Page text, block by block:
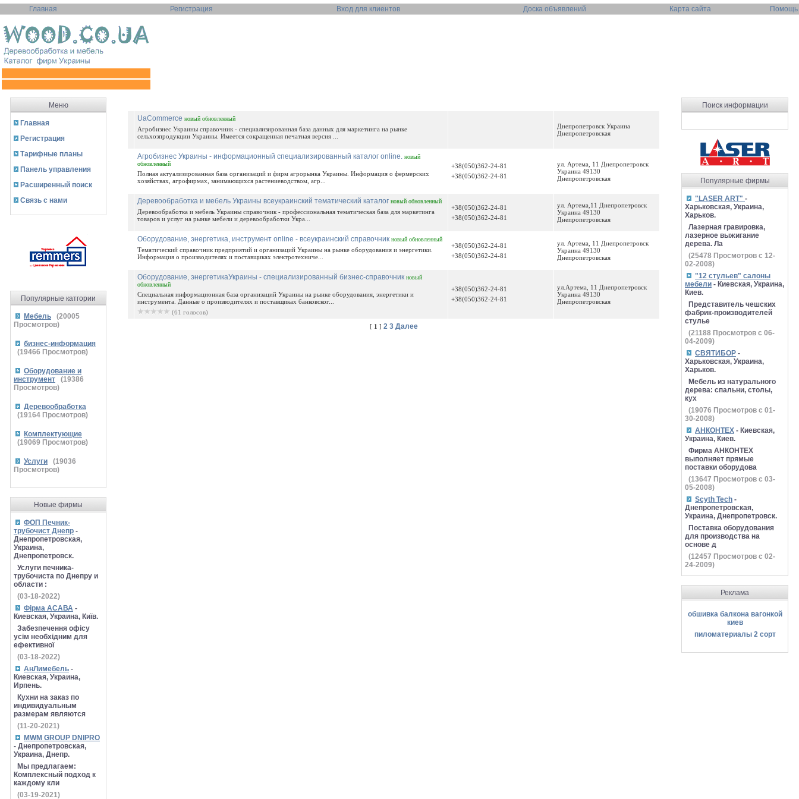
Главная Регистрация Вход для клиентов Доска объявлений Карта сайта Помощь
Меню
Главная
Регистрация
Тарифные планы
Панель управления
Расширенный поиск
Связь с нами
Популярные катгории
Мебель (20005
Просмотров)
бизнес-информация
(19466 Просмотров)
Оборудование и
инструмент
(19386
Просмотров)
Деревообработка
(19164 Просмотров)
Комплектующие
(19069 Просмотров)
Услуги (19036
Просмотров)
Новые фирмы
ФОП Печник-
трубочист Днепр -
Днепропетровская,
Украина,
Днепропетровск.
Услуги печника-
трубочиста по Днепру и
области :
(03-18-2022)
Фірма АСАВА -
Киевская, Украина, Київ.
Забезпечення офісу
усім необхідним для
ефективної
(03-18-2022)
АнЛимебель -
Киевская, Украина,
Ирпень.
Кухни на заказ по
индивидуальным
размерам являются
(11-20-2021)
MWM GROUP DNIPRO
- Днепропетровская,
Украина, Днепр.
Мы предлагаем:
Комплексный подход к
каждому кли
(03-19-2021)
UaCommerce новый обновленный
Агробизнес Украины справочник - специализированная база данных для маркетинга на рынке
сельхозпродукции Украины. Имеется сокращенная печатная версия ...
Днепропетровск Украина
Днепропетровская
Агробизнес Украины - информационный специализированный каталог online. новый
обновленный
Полная актуализированная база организаций и фирм агрорынка Украины. Информация о фермерских
хозяйствах, агрофирмах, занимающихся растениеводством, агр...
+38(050)362-24-81
+38(050)362-24-81
ул. Артема, 11 Днепропетровск
Украина 49130
Днепропетровская
Деревообработка и мебель Украины всеукраинский тематический каталог новый обновленный
Деревообработка и мебель Украины справочник - профессиональная тематическая база для маркетинга
товаров и услуг на рынке мебели и деревообработки Укра...
+38(050)362-24-81
+38(050)362-24-81
ул. Артема,11 Днепропетровск
Украина 49130
Днепропетровская
Оборудование, энергетика, инструмент online - всеукраинский справочник новый обновленный
Тематический справочник предприятий и организаций Украины на рынке оборудования и энергетики.
Информация о производителях и поставщиках электротехниче...
+38(050)362-24-81
+38(050)362-24-81
ул. Артема, 11 Днепропетровск
Украина 49130
Днепропетровская
Оборудование, энергетикаУкраины - специализированный бизнес-справочник новый
обновленный
Специальная информационная база организаций Украины на рынке оборудования, энергетики и
инструмента. Данные о производителях и поставщиках банковског...
(61 голосов)
+38(050)362-24-81
+38(050)362-24-81
ул.Артема, 11 Днепропетровск
Украина 49130
Днепропетровская
[ 1 ] 2 3 Далее
Поиск информации
Популярные фирмы
"LASER ART" -
Харьковская, Украина,
Харьков.
Лазерная гравировка,
лазерное выжигание
дерева. Ла
(25478 Просмотров с 12-
02-2008)
"12 стульев" салоны
мебели - Киевская, Украина,
Киев.
Представитель чешских
фабрик-производителей
стулье
(21188 Просмотров с 06-
04-2009)
СВЯТИБОР -
Харьковская, Украина,
Харьков.
Мебель из натурального
дерева: спальни, столы,
кух
(19076 Просмотров с 01-
30-2008)
АНКОНТЕХ - Киевская,
Украина, Киев.
Фирма АНКОНТЕХ
выполняет прямые
поставки оборудова
(13647 Просмотров с 03-
05-2008)
Scyth Tech -
Днепропетровская,
Украина, Днепропетровск.
Поставка оборудования
для производства на
основе д
(12457 Просмотров с 02-
24-2009)
Реклама
обшивка балкона вагонкой
киев
пиломатериалы 2 сорт